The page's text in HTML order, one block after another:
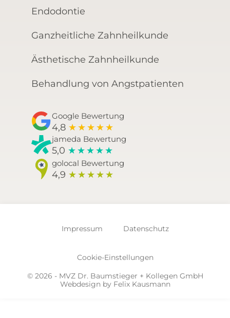
Endodontie
Ganzheitliche Zahnheilkunde
Ästhetische Zahnheilkunde
Behandlung von Angstpatienten
Google Bewertung
4,8 ★ ★ ★ ★ ★
jameda Bewertung
5,0 ★ ★ ★ ★ ★
golocal Bewertung
4,9 ★ ★ ★ ★ ★
© 2026 - MVZ Dr. Baumstieger + Kollegen GmbH
Webdesign by Felix Kausmann
Impressum Datenschutz
Cookie-Einstellungen